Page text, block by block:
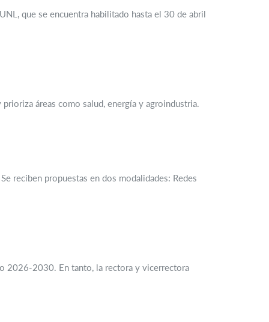
que se encuentra habilitado hasta el 30 de abril
áreas como salud, energía y agroindustria.
reciben propuestas en dos modalidades: Redes
2026-2030. En tanto, la rectora y vicerrectora